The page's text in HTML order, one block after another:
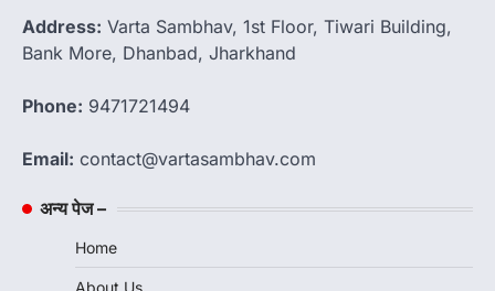
Address: Varta Sambhav, 1st Floor, Tiwari Building,
Bank More, Dhanbad, Jharkhand
Phone: 9471721494
Email: contact@vartasambhav.com
अन्य पेज –
Home
About Us